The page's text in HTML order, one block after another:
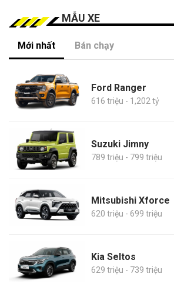
MẪU XE
Mới nhất Bán chạy
Ford Ranger
616 triệu - 1,202 tỷ
Suzuki Jimny
789 triệu - 799 triệu
Mitsubishi Xforce
620 triệu - 699 triệu
Kia Seltos
629 triệu - 739 triệu